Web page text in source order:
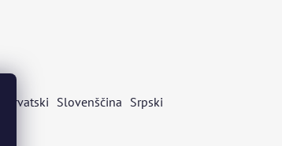
Hrvatski Slovenščina Srpski